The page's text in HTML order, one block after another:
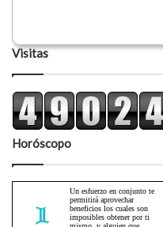
Visitas
Horóscopo